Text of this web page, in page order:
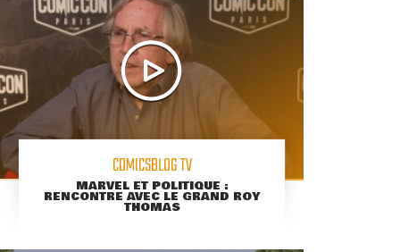
COMICSBLOG TV
MARVEL ET POLITIQUE :
RENCONTRE AVEC LE GRAND ROY
THOMAS